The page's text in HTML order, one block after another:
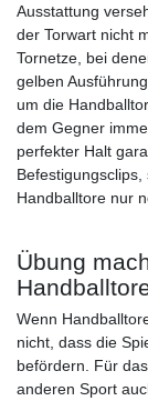
Ausstattung
der Torwart nicht
Tornetze, bei
gelben
um die
dem Gegner
perfekter Halt
Handballtore nur
Übung
Wenn
nicht, dass die
befördern. Für
anderen Sport